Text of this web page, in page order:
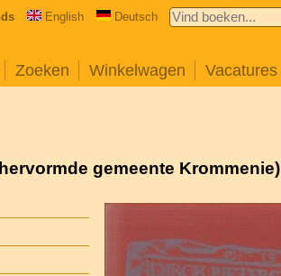
English Deutsch
Zoeken Winkelwagen Vacatures
gemeente Krommenie)